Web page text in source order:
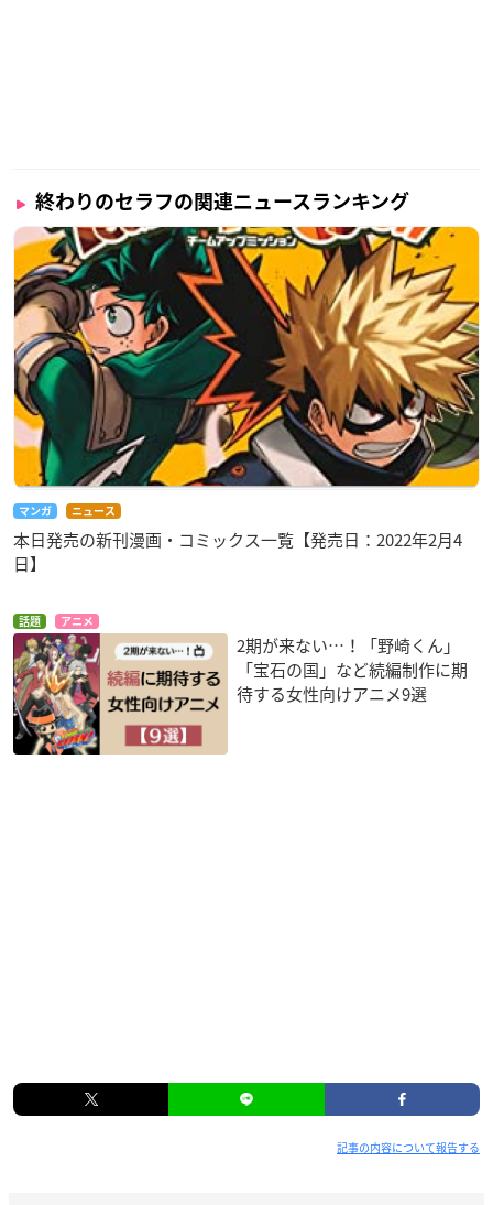
終わりのセラフの関連ニュースランキング
マンガ ニュース
本日発売の新刊漫画・コミックス一覧【発売日：2022年2月4
日】
話題 アニメ
2期が来ない…！「野崎くん」
「宝石の国」など続編制作に期
待する女性向けアニメ9選
記事の内容について報告する